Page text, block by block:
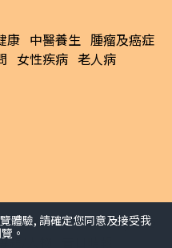
康 中醫養生 腫瘤及癌症
女性疾病 老人病
/國際 娛樂 Healthy Life
題/人物
體驗, 請確定您同意及接受我
。